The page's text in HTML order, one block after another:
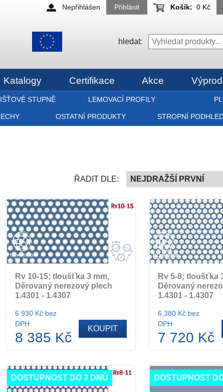
Nepřihlášen Přihlásit Košík: 0 Kč
hledat:
STUPNĚ LEMOVACÍ PROFILY
OSTATNÍ PRODUKTY STROPNÍ
Katalogy Certifikace Akce
ŘADIT DLE: NEJDRAŽŠÍ PRVNÍ
Rv 10-15; tloušťka 3 mm,
Děrovaný nerezový plech
1.4301 - 1.4307
6 930 Kč bez
DPH
8 385 Kč
KOUPIT
Rv 5-8; tloušťka
Děrovaný
1.4301 - 1.4307
6 380 Kč bez
DPH
7 720 Kč
DOSTUPNOST DO 3 DNŮ DOSTUPNOST